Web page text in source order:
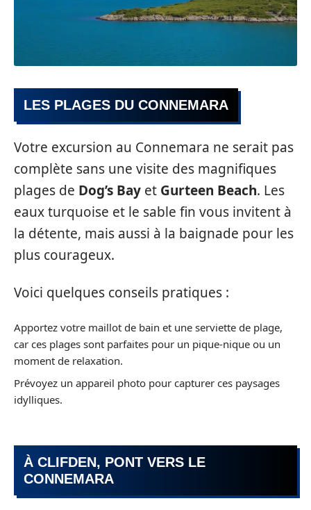
LES PLAGES DU CONNEMARA
Votre excursion au Connemara ne serait pas
complète sans une visite des magnifiques
plages de Dog’s Bay et Gurteen Beach. Les
eaux turquoise et le sable fin vous invitent à
la détente, mais aussi à la baignade pour les
plus courageux.
Voici quelques conseils pratiques :
Apportez votre maillot de bain et une serviette de plage,
car ces plages sont parfaites pour un pique-nique ou un
moment de relaxation.
Prévoyez un appareil photo pour capturer ces paysages
idylliques.
À CLIFDEN, PONT VERS LE
CONNEMARA